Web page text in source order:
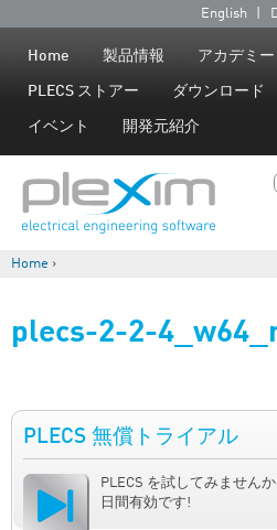
Jump to
言
語
English
Home 製品情報 アカデミー
PLECS ストアー ダウンロード
イベント 開発元紹介
Home ›
plecs-2-2-
PLECS 無償トライアル
PLECS を試してみませんか
日間有効です!